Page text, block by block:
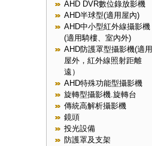
AHD DVR數位錄放影機
AHD半球型(適用屋內)
AHD中小型紅外線攝影機
(適用騎樓、室內外)
AHD防護罩型攝影機(適用
屋外，紅外線照射距離
遠）
AHD特殊功能型攝影機
旋轉型攝影機.旋轉台
傳統高解析攝影機
鏡頭
投光設備
防護罩及支架